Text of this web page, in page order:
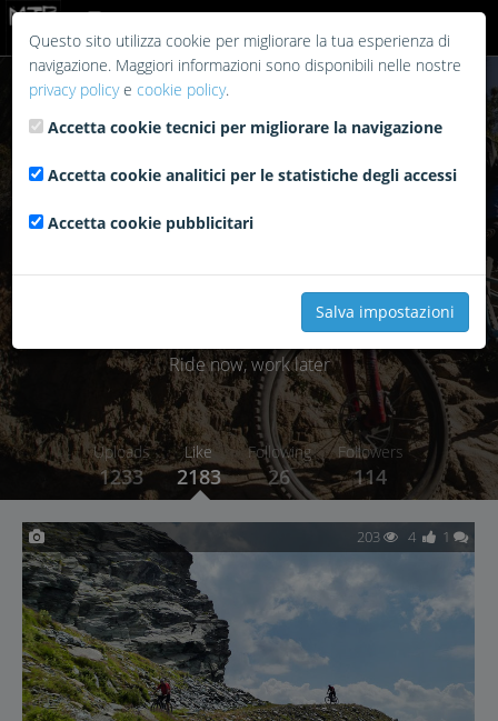
Ride now, work later
Uploads
1233
Like
2183
Following
26
Followers
114
203 4 1
Questo sito utilizza cookie per migliorare la tua esperienza di
navigazione. Maggiori informazioni sono disponibili nelle nostre
privacy policye cookie policy.
Accetta cookie tecnici per migliorare la navigazione
Accetta cookie analitici per le statistiche degli accessi
Accetta cookie pubblicitari
Salva impostazioni